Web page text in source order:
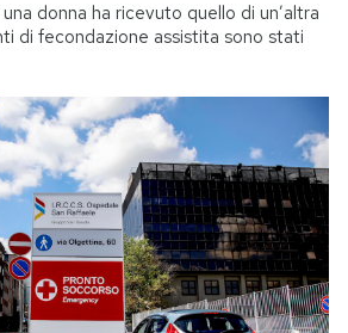
donna ha ricevuto quello di un’altra
di fecondazione assistita sono stati